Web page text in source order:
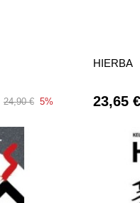
24,90 € 5%
HIERBA
23,65 €